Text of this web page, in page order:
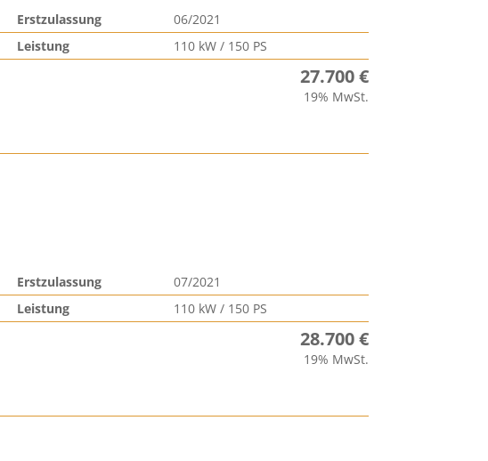
Erstzulassung
06/2021
Leistung 110 kW / 150 PS
27.700 €
19% MwSt.
Erstzulassung
07/2021
Leistung 110 kW / 150 PS
28.700 €
19% MwSt.